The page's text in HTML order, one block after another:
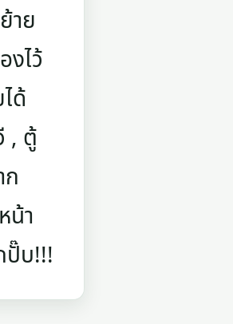
าย
ไว้
ด้
, ตู้
น้า
ปั๊บ!!!